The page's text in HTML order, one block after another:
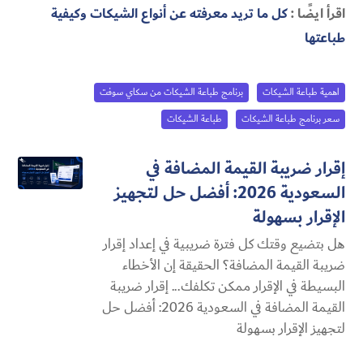
اقرأ ايضًا :كل ما تريد معرفته عن أنواع الشيكات وكيفية
طباعتها
اهمية طباعة الشيكات
برنامج طباعة الشيكات من سكاي سوفت
سعر برنامج طباعة الشيكات
طباعة الشيكات
إقرار ضريبة القيمة المضافة في
السعودية 2026: أفضل حل لتجهيز
الإقرار بسهولة
هل بتضيع وقتك كل فترة ضريبية في إعداد إقرار
ضريبة القيمة المضافة؟ الحقيقة إن الأخطاء
البسيطة في الإقرار ممكن تكلفك... إقرار ضريبة
القيمة المضافة في السعودية 2026: أفضل حل
لتجهيز الإقرار بسهولة